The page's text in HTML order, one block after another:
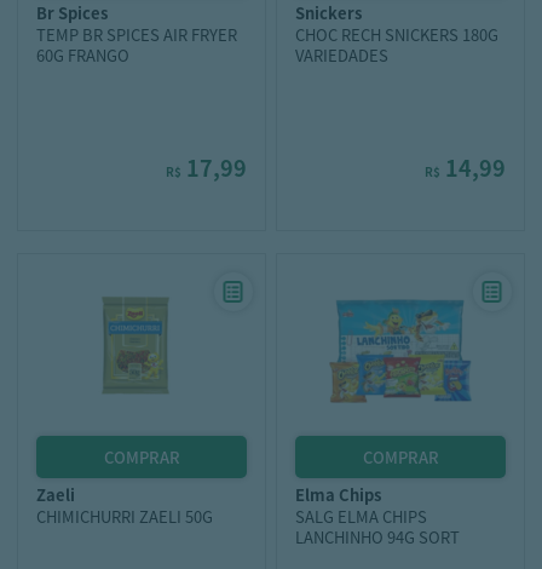
br spices
TEMP BR SPICES AIR FRYER
60G FRANGO
R$ 17,99
snickers
CHOC RECH SNICKERS 180G
VARIEDADES
R$ 14,99
zaeli
CHIMICHURRI ZAELI 50G
elma chips
SALG ELMA CHIPS
LANCHINHO 94G SORT